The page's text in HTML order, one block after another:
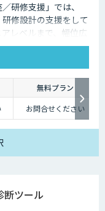
研修支援」では、
修設計の支援をして
レベルまで、幅位広
貴社の課題に合わせ
無料プラン
お問合せください
断ツール